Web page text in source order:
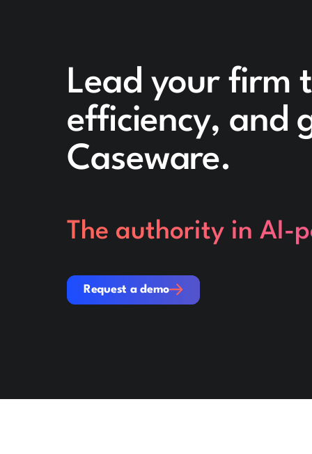
Lead your firm
efficiency, and
Caseware.
The authority in AI-
Request a demo
Request a demo